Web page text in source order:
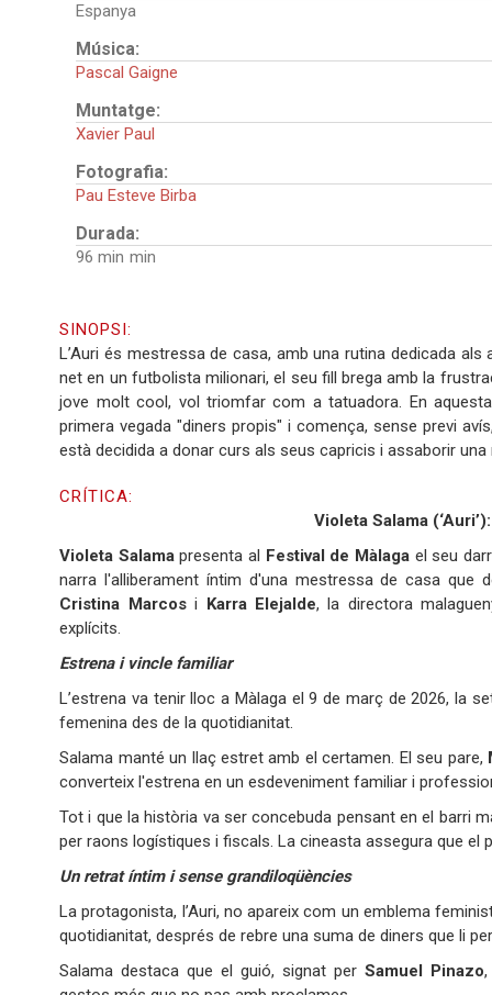
Espanya
Música:
Pascal Gaigne
Muntatge:
Xavier Paul
Fotografia:
Pau Esteve Birba
Durada:
96 min
SINOPSI:
L’Auri és mestressa de casa, amb una rutina dedicada
net en un futbolista milionari, el seu fill brega amb la
jove molt cool, vol triomfar com a tatuadora. En
primera vegada "diners propis" i comença, sense previ
està decidida a donar curs als seus capricis i assaborir
CRÍTICA:
Violeta Salama
Violeta Salamapresenta al Festival de Màlaga el seu
narra l'alliberament íntim d'una mestressa de casa que
Cristina Marcosi Karra Elejalde, la directora
explícits.
Estrena i vincle familiar
L’estrena va tenir lloc a Màlaga el 9 de març de 2026, la
femenina des de la quotidianitat.
Salama manté un llaç estret amb el certamen. El seu pare,
converteix l'estrena en un esdeveniment familiar i
Tot i que la història va ser concebuda pensant en el barri
per raons logístiques i fiscals. La cineasta assegura que el
Un retrat íntim i sense grandiloqüències
La protagonista, l’Auri, no apareix com un emblema
quotidianitat, després de rebre una suma de diners que li
Salama destaca que el guió, signat per Samuel Pinazo